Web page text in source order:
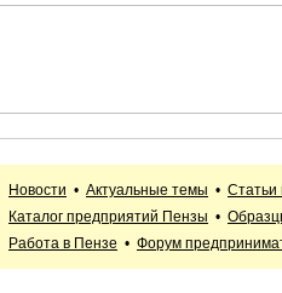
Новости • Актуальные темы • Статьи
Каталог предприятий Пензы •
Работа в Пензе • Форум